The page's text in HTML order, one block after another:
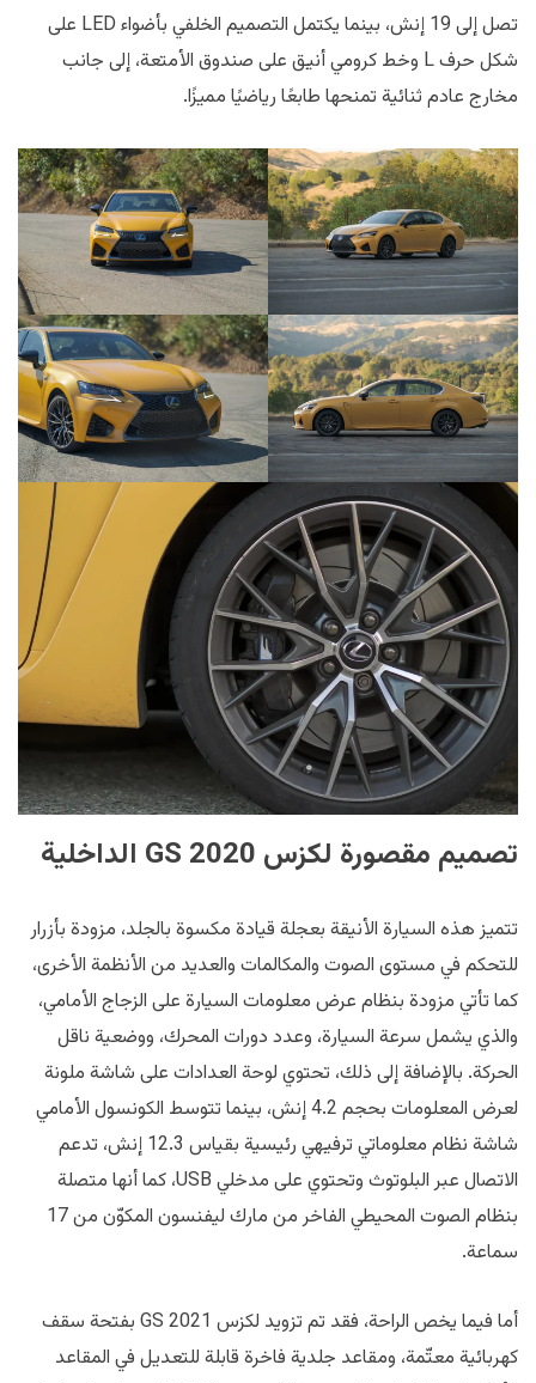
تصل إلى 19 إنش، بينما يكتمل التصميم الخلفي بأضواء LED على
شكل حرف L وخط كرومي أنيق على صندوق الأمتعة، إلى جانب
مخارج عادم ثنائية تمنحها طابعًا رياضيًا مميزًا.
تصميم مقصورة لكزس GS 2020 الداخلية
تتميز هذه السيارة الأنيقة بعجلة قيادة مكسوة بالجلد، مزودة بأزرار
للتحكم في مستوى الصوت والمكالمات والعديد من الأنظمة الأخرى،
كما تأتي مزودة بنظام عرض معلومات السيارة على الزجاج الأمامي،
والذي يشمل سرعة السيارة، وعدد دورات المحرك، ووضعية ناقل
الحركة. بالإضافة إلى ذلك، تحتوي لوحة العدادات على شاشة ملونة
لعرض المعلومات بحجم 4.2 إنش، بينما تتوسط الكونسول الأمامي
شاشة نظام معلوماتي ترفيهي رئيسية بقياس 12.3 إنش، تدعم
الاتصال عبر البلوتوث وتحتوي على مدخلي USB، كما أنها متصلة
بنظام الصوت المحيطي الفاخر من مارك ليفنسون المكوّن من 17
سماعة.
أما فيما يخص الراحة، فقد تم تزويد لكزس GS 2021 بفتحة سقف
كهربائية معتّمة، ومقاعد جلدية فاخرة قابلة للتعديل في المقاعد